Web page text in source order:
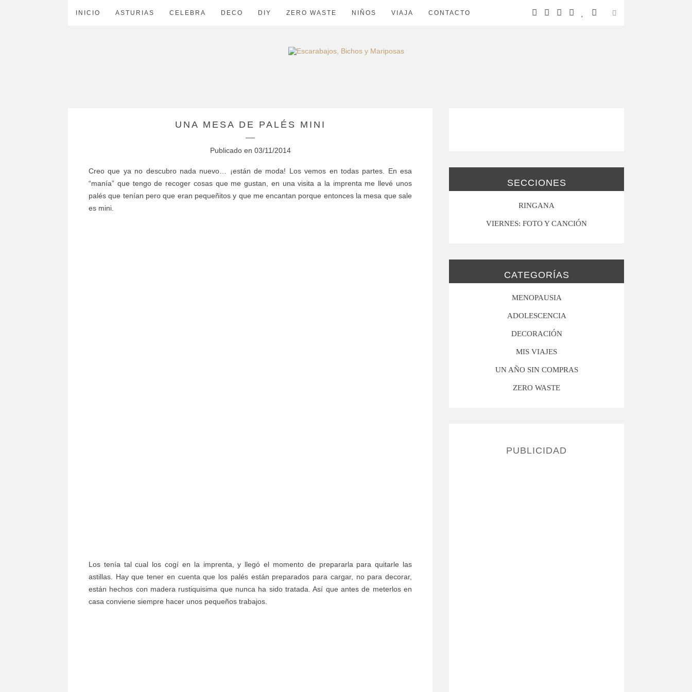
INICIO ASTURIAS CELEBRA DECO DIY ZERO WASTE NIÑOS VIAJA CONTACTO
UNA MESA DE PALÉS MINI
Publicado en 03/11/2014
Creo que ya no descubro nada nuevo… ¡están de moda! Los vemos en todas partes. En esa
“manía” que tengo de recoger cosas que me gustan, en una visita a la imprenta me llevé unos
palés que tenían pero que eran pequeñitos y que me encantan porque entonces la mesa que sale
es mini.
Los tenía tal cual los cogí en la imprenta, y llegó el momento de prepararla para quitarle las
astillas. Hay que tener en cuenta que los palés están preparados para cargar, no para decorar,
están hechos con madera rustiquisima que nunca ha sido tratada. Así que antes de meterlos en
casa conviene siempre hacer unos pequeños trabajos.
SECCIONES
RINGANA
VIERNES: FOTO Y CANCIÓN
CATEGORÍAS
MENOPAUSIA
ADOLESCENCIA
DECORACIÓN
MIS VIAJES
UN AÑO SIN COMPRAS
ZERO WASTE
PUBLICIDAD